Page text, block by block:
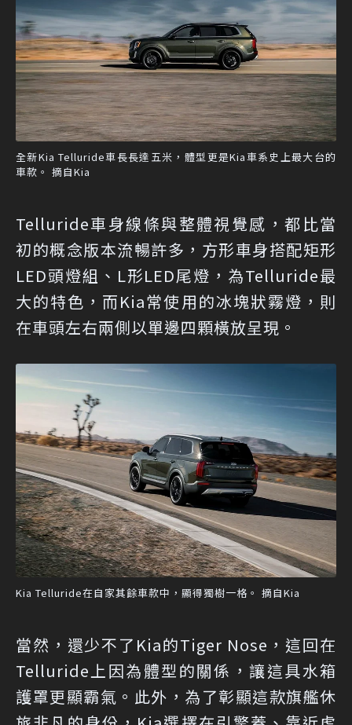
全新Kia Telluride車長長達五米，體型更是Kia車系史上最大台的
車款。 摘自Kia
Telluride車身線條與整體視覺感，都比當
初的概念版本流暢許多，方形車身搭配矩形
LED頭燈組、L形LED尾燈，為Telluride最
大的特色，而Kia常使用的冰塊狀霧燈，則
在車頭左右兩側以單邊四顆橫放呈現。
Kia Telluride在自家其餘車款中，顯得獨樹一格。 摘自Kia
當然，還少不了Kia的Tiger Nose，這回在
Telluride上因為體型的關係，讓這具水箱
護罩更顯霸氣。此外，為了彰顯這款旗艦休